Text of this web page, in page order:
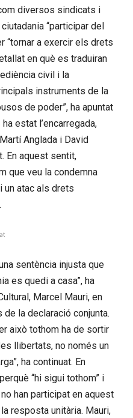
diversos sindicats i
“participar del
“tornar a exercir els drets
en què es traduiran
civil i la
instruments de la
de poder”, ha apuntat
estat l’encarregada,
Anglada i David
En aquest sentit,
que veu la condemna
un atac als drets
sentència injusta que
es quedi a casa”, ha
Marcel Mauri, en
la declaració conjunta.
això tothom ha de sortir
llibertats, no només un
ha continuat. En
“hi sigui tothom” i
han participat en aquest
resposta unitària. Mauri,